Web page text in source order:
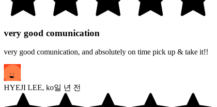
very good comunication
very good comunication, and absolutely on time pick up & take it!!
HYEJI LEE, ko일 년 전